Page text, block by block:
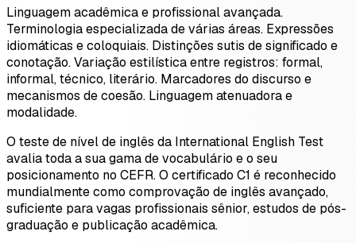
Linguagem acadêmica e profissional avançada.
Terminologia especializada de várias áreas. Expressões
idiomáticas e coloquiais. Distinções sutis de significado e
conotação. Variação estilística entre registros: formal,
informal, técnico, literário. Marcadores do discurso e
mecanismos de coesão. Linguagem atenuadora e
modalidade.
O teste de nível de inglês da International English Test
avalia toda a sua gama de vocabulário e o seu
posicionamento no CEFR. O certificado C1 é reconhecido
mundialmente como comprovação de inglês avançado,
suficiente para vagas profissionais sênior, estudos de pós-
graduação e publicação acadêmica.